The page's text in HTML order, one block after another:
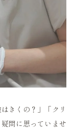
きくの？」「クリ
問に思っていませ